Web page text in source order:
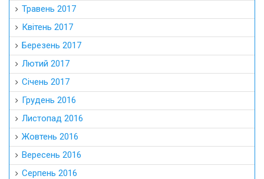
Травень 2017
Квітень 2017
Березень 2017
Лютий 2017
Січень 2017
Грудень 2016
Листопад 2016
Жовтень 2016
Вересень 2016
Серпень 2016